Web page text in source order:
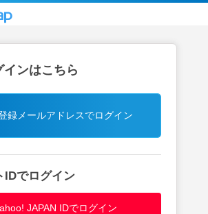
インはこちら
録メールアドレスでログイン
IDでログイン
JAPAN IDでログイン